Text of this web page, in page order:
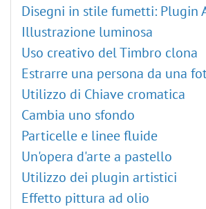
Disegni in stile fumetti: Plugin
Illustrazione luminosa
Uso creativo del Timbro clona
Estrarre una persona da una
Utilizzo di Chiave cromatica
Cambia uno sfondo
Particelle e linee fluide
Un'opera d'arte a pastello
Utilizzo dei plugin artistici
Effetto pittura ad olio